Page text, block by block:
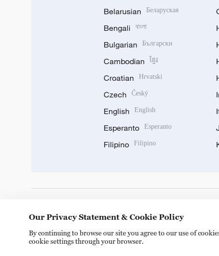
Belarusian Беларуская
Bengali বাংলা
Bulgarian Български
Cambodian ខ្មែរ
Croatian Hrvatski
Czech Český
English English
Esperanto Esperanto
Filipino Filipino
Our Privacy Statement & Cookie Policy
By continuing to browse our site you agree to our use of
cookie settings through your browser.